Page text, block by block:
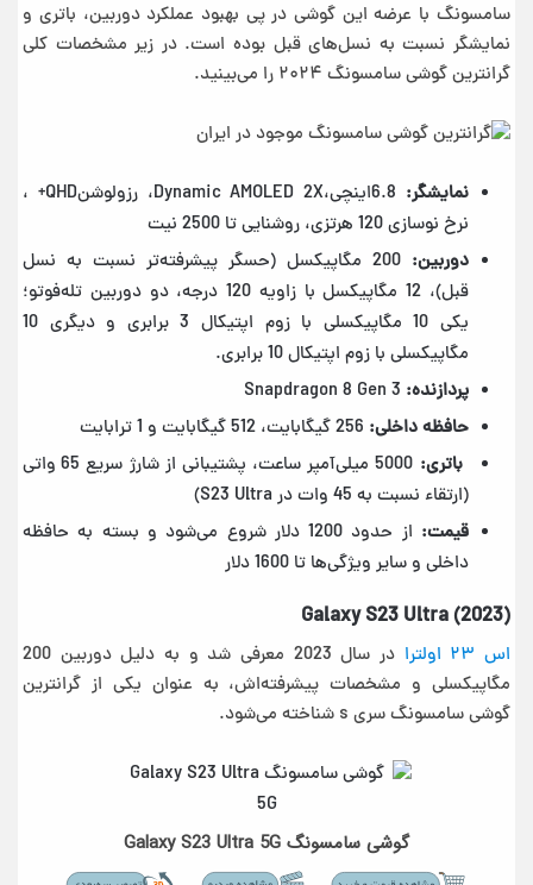
سامسونگ با عرضه این گوشی در پی بهبود عملکرد دوربین، باتری و
نمایشگر نسبت به نسل‌های قبل بوده است. در زیر مشخصات کلی
گرانترین گوشی سامسونگ ۲۰۲۴ را می‌بینید.
نمایشگر:
6.8اینچی،Dynamic AMOLED 2X، رزولوشنQHD+ ،
نرخ نوسازی 120 هرتزی، روشنایی تا 2500 نیت
دوربین:
200 مگاپیکسل (حسگر پیشرفته‌تر نسبت به نسل
قبل)، 12 مگاپیکسل با زاویه 120 درجه، دو دوربین تله‌فوتو؛
یکی 10 مگاپیکسلی با زوم اپتیکال 3 برابری و دیگری 10
مگاپیکسلی با زوم اپتیکال 10 برابری.
پردازنده:
حافظه داخلی:
باتری:
5000 میلی‌آمپر ساعت، پشتیبانی از شارژ سریع 65 واتی
(ارتقاء نسبت به 45 وات در S23 Ultra)
قیمت:
از حدود 1200 دلار شروع می‌شود و بسته به حافظه
داخلی و سایر ویژگی‌ها تا 1600 دلار
Galaxy S23 Ultra (2023)
اس ۲۳ اولترا
در سال 2023 معرفی شد و به دلیل دوربین 200
مگاپیکسلی و مشخصات پیشرفته‌اش، به عنوان یکی از گرانترین
گوشی سامسونگ سری s شناخته می‌شود.
گوشی سامسونگ Galaxy S23 Ultra 5G